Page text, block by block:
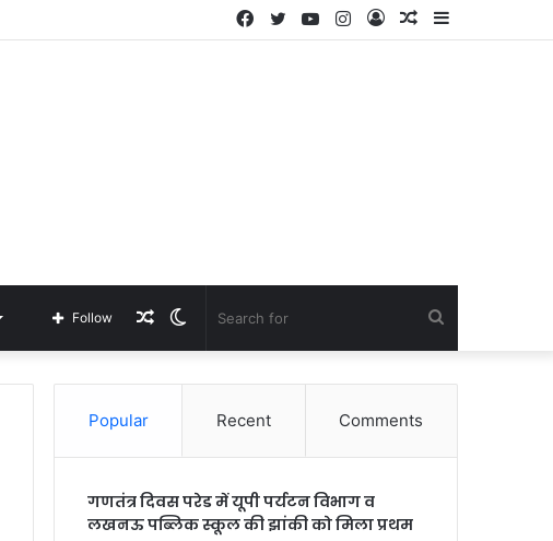
Random
Log
Instagram
YouTube
Twitter
Facebook
for
Switch
skin
Random
Article
Follow
Popular Recent Comments
गणतंत्र दिवस परेड में यूपी पर्यटन विभाग व
लखनऊ पब्लिक स्कूल की झांकी को मिला प्रथम